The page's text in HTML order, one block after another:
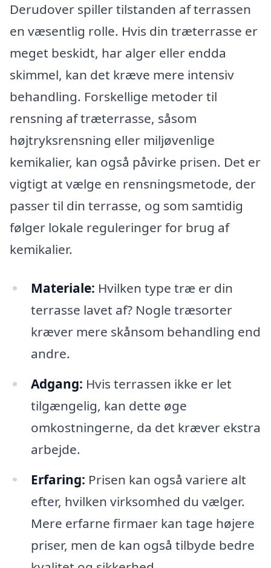
Derudover spiller tilstanden af terrassen
en væsentlig rolle. Hvis din træterrasse er
meget beskidt, har alger eller endda
skimmel, kan det kræve mere intensiv
behandling. Forskellige metoder til
rensning af træterrasse, såsom
højtryksrensning eller miljøvenlige
kemikalier, kan også påvirke prisen. Det er
vigtigt at vælge en rensningsmetode, der
passer til din terrasse, og som samtidig
følger lokale reguleringer for brug af
kemikalier.
Materiale: Hvilken type træ er din
terrasse lavet af? Nogle træsorter
kræver mere skånsom behandling end
andre.
Adgang: Hvis terrassen ikke er let
tilgængelig, kan dette øge
omkostningerne, da det kræver ekstra
arbejde.
Erfaring: Prisen kan også variere alt
efter, hvilken virksomhed du vælger.
Mere erfarne firmaer kan tage højere
priser, men de kan også tilbyde bedre